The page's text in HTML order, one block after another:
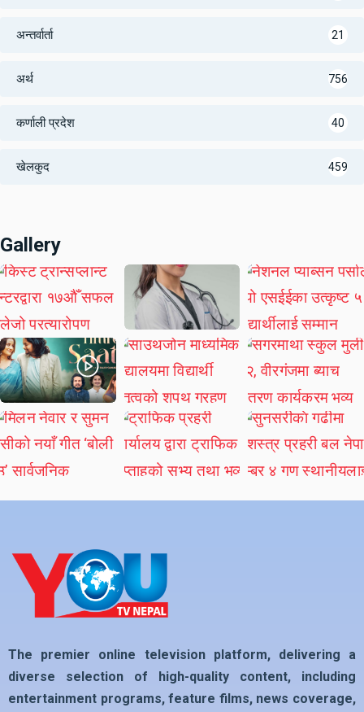
अन्तर्वार्ता 21
अर्थ 756
कर्णाली प्रदेश 40
खेलकुद 459
Gallery
The premier online television platform, delivering a
diverse selection of high-quality content, including
entertainment programs, feature films, news coverage,